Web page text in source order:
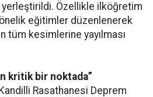
yerleştirildi. Özellikle ilköğretim
eğitimler düzenlenerek
tüm kesimlerine yayılması
kritik bir noktada”
Rasathanesi Deprem